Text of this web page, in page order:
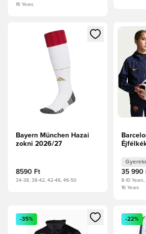
16 Years
Megnyit egy modált a
Bayern München Hazai
zokni 2026/27
8590 Ft
34-38, 38-42, 42-46, 46-50
35 990
8-10 Years,
16 Years
Megnyit egy modált a
-35% -22%